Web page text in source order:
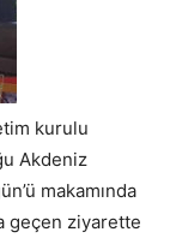
kurulu
Akdeniz
makamında
geçen ziyarette